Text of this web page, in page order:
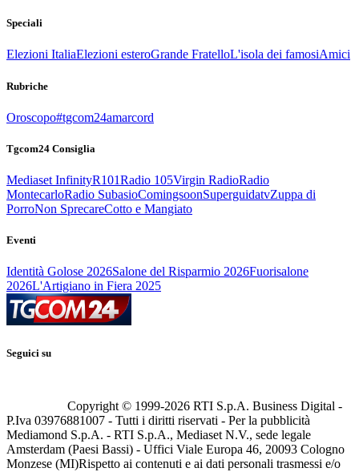
Speciali
Elezioni ItaliaElezioni esteroGrande FratelloL'isola dei famosiAmici
Rubriche
Oroscopo#tgcom24amarcord
Tgcom24 Consiglia
Mediaset InfinityR101Radio 105Virgin RadioRadio
MontecarloRadio SubasioComingsoonSuperguidatvZuppa di
PorroNon SprecareCotto e Mangiato
Eventi
Identità Golose 2026Salone del Risparmio 2026Fuorisalone
2026L'Artigiano in Fiera 2025
Seguici su
Copyright © 1999-2026 RTI S.p.A. Business Digital -
P.Iva 03976881007 - Tutti i diritti riservati - Per la pubblicità
Mediamond S.p.A. - RTI S.p.A., Mediaset N.V., sede legale
Amsterdam (Paesi Bassi) - Uffici Viale Europa 46, 20093 Cologno
Monzese (MI)Rispetto ai contenuti e ai dati personali trasmessi e/o